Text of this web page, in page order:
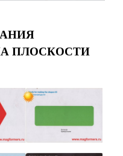
ПЛОСКОСТИ